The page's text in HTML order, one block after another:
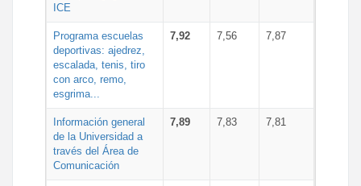
ICE
Programa escuelas
deportivas: ajedrez,
escalada, tenis, tiro
con arco, remo,
esgrima...
7,92 7,56 7,87
Información general
de la Universidad a
través del Área de
Comunicación
7,89 7,83 7,81